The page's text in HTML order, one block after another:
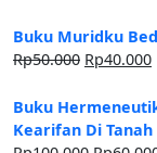
Buku Muridku
Rp50.000 Rp40.000
Buku
Kearifan Di